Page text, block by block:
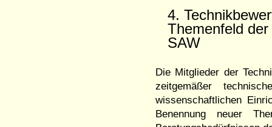
4.
Themenfeld
SAW
Die Mitglieder der
zeitgemäßer
wissenschaftlichen
Benennung neuer